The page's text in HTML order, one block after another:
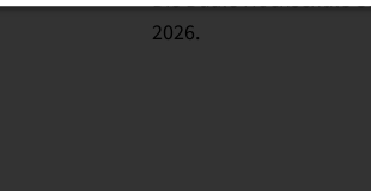
2026.